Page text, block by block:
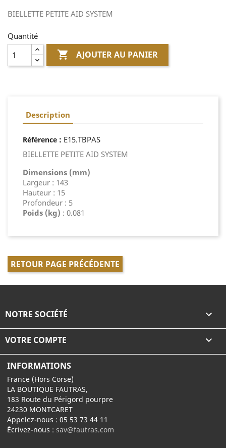
BIELLETTE PETITE AID SYSTEM
Quantité
 AJOUTER AU PANIER
Description
Référence : E15.TBPAS
BIELLETTE PETITE AID SYSTEM
Dimensions (mm)
Largeur : 143
Hauteur : 15
Profondeur : 5
Poids (kg) : 0.081
RETOUR PAGE PRÉCÉDENTE
NOTRE SOCIÉTÉ 
VOTRE COMPTE 
INFORMATIONS
France (Hors Corse)
LA BOUTIQUE FAUTRAS,
183 Route du Périgord pourpre
24230 MONTCARET
Appelez-nous :05 53 73 44 11
Écrivez-nous :sav@fautras.com